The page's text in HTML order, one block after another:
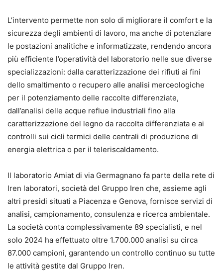
L’intervento permette non solo di migliorare il comfort e la
sicurezza degli ambienti di lavoro, ma anche di potenziare
le postazioni analitiche e informatizzate, rendendo ancora
più efficiente l’operatività del laboratorio nelle sue diverse
specializzazioni: dalla caratterizzazione dei rifiuti ai fini
dello smaltimento o recupero alle analisi merceologiche
per il potenziamento delle raccolte differenziate,
dall’analisi delle acque reflue industriali fino alla
caratterizzazione del legno da raccolta differenziata e ai
controlli sui cicli termici delle centrali di produzione di
energia elettrica o per il teleriscaldamento.
Il laboratorio Amiat di via Germagnano fa parte della rete di
Iren laboratori, società del Gruppo Iren che, assieme agli
altri presidi situati a Piacenza e Genova, fornisce servizi di
analisi, campionamento, consulenza e ricerca ambientale.
La società conta complessivamente 89 specialisti, e nel
solo 2024 ha effettuato oltre 1.700.000 analisi su circa
87.000 campioni, garantendo un controllo continuo su tutte
le attività gestite dal Gruppo Iren.